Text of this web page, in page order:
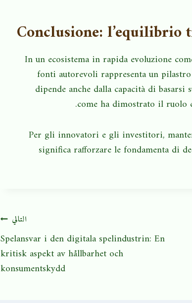
Conclusione:
In un ecosistema in rapida evoluzione
fonti autorevoli rappresenta un
dipende anche dalla capacità di
come ha dimostrato il ruolo
Per gli innovatori e gli investitori,
significa rafforzare le fondamenta di
التالي
Spelansvar i den digitala spelindustrin: En
kritisk aspekt av hållbarhet och
konsumentskydd